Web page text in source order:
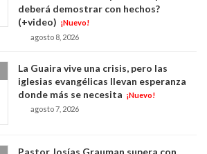
deberá demostrar con hechos?
(+video) ¡Nuevo!
agosto 8, 2026
La Guaira vive una crisis, pero las
iglesias evangélicas llevan esperanza
donde más se necesita ¡Nuevo!
agosto 7, 2026